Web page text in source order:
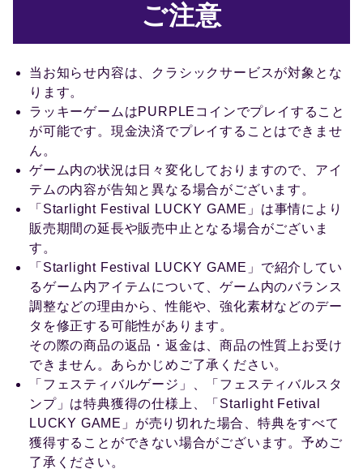
ご注意
当お知らせ内容は、クラシックサービスが対象とな
ります。
ラッキーゲームはPURPLEコインでプレイすること
が可能です。現金決済でプレイすることはできませ
ん。
ゲーム内の状況は日々変化しておりますので、アイ
テムの内容が告知と異なる場合がございます。
「Starlight Festival LUCKY GAME」は事情により
販売期間の延長や販売中止となる場合がございま
す。
「Starlight Festival LUCKY GAME」で紹介してい
るゲーム内アイテムについて、ゲーム内のバランス
調整などの理由から、性能や、強化素材などのデー
タを修正する可能性があります。
その際の商品の返品・返金は、商品の性質上お受け
できません。あらかじめご了承ください。
「フェスティバルゲージ」、「フェスティバルスタ
ンプ」は特典獲得の仕様上、「Starlight Fetival
LUCKY GAME」が売り切れた場合、特典をすべて
獲得することができない場合がございます。予めご
了承ください。